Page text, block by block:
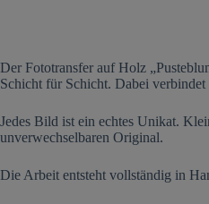
Der Fototransfer auf Holz
Schicht für Schicht. Dabei
Jedes Bild ist ein echtes Unikat.
unverwechselbaren Original.
Die Arbeit entsteht vollständig in